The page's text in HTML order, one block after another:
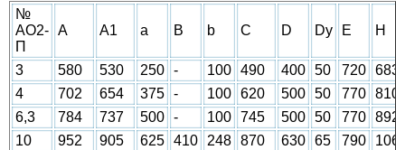
№
АО2-
П
A A1 a B b C D Dy E H
3 580 530 250 - 100 490 400 50 720 683
4
702 654 375 - 100 620 500 50 770 810
6,3
784 737 500 - 100 745 500 50 770 892
10
952 905 625 410 248 870 630 65 790